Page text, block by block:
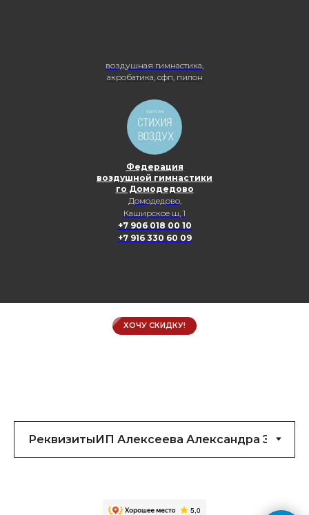
воздушная гимнастика,
акробатика, сфп, пилон
Федерация
воздушной гимнастики
го Домодедово
Домодедово,
Каширское ш, 1
+7 906 018 00 10
+7 916 330 60 09
ХОЧУ СКИДКУ!